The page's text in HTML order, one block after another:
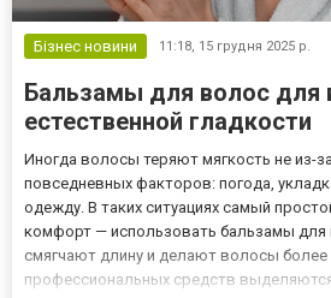
Бізнес новини 11:18, 15 грудня 2025 р.
Бальзамы для волос для
естественной гладкости
Иногда волосы теряют мягкость не из-
повседневных факторов: погода,
одежду. В таких ситуациях самый
комфорт — использовать бальзамы
смягчают длину и делают волосы
профессиональных средств